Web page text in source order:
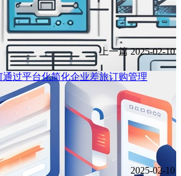
上一篇 2025-02-10
过平台化简化企业差旅订购管理
2025-02-10